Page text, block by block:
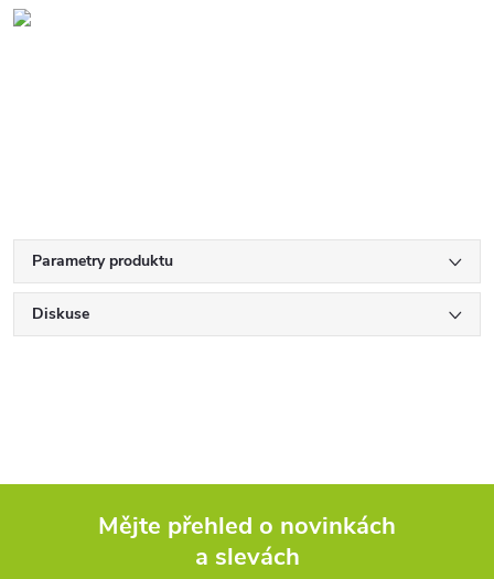
Parametry produktu
Diskuse
Mějte přehled o novinkách
a slevách